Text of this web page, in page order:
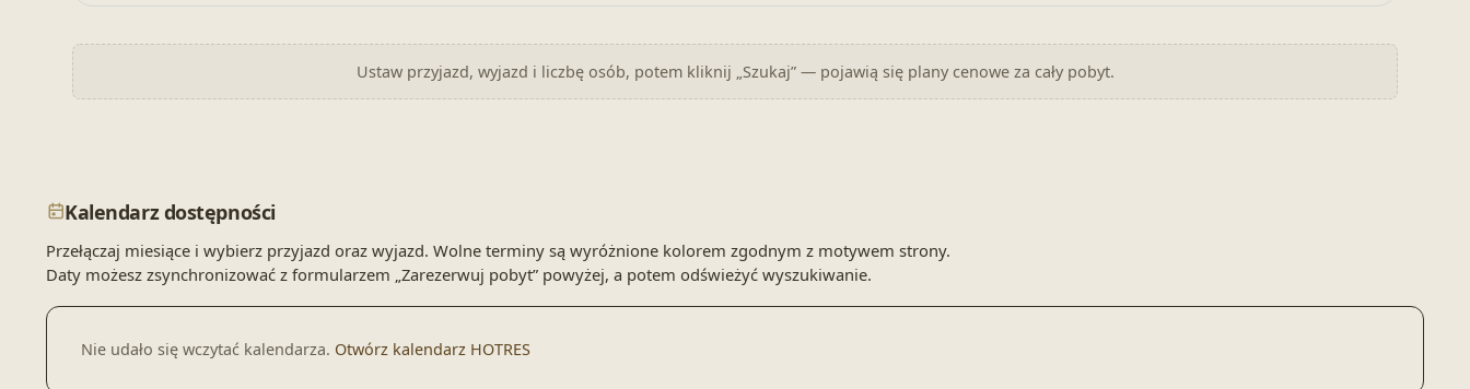
Ustaw przyjazd, wyjazd i liczbę osób, potem kliknij „Szukaj” — pojawią się plany cenowe za cały pobyt.
Kalendarz dostępności
Przełączaj miesiące i wybierz przyjazd oraz wyjazd. Wolne terminy są wyróżnione kolorem zgodnym z motywem strony.
Daty możesz zsynchronizować z formularzem „Zarezerwuj pobyt” powyżej, a potem odświeżyć wyszukiwanie.
Nie udało się wczytać kalendarza. Otwórz kalendarz HOTRES